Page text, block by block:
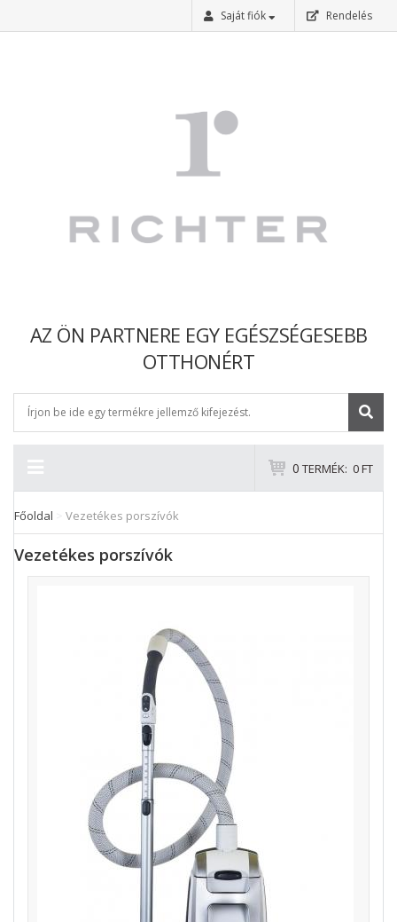
Saját fiók Rendelés
AZ ÖN PARTNERE EGY EGÉSZSÉGESEBB
OTTHONÉRT
0 TERMÉK: 0 FT
Főoldal Vezetékes porszívók
Vezetékes porszívók